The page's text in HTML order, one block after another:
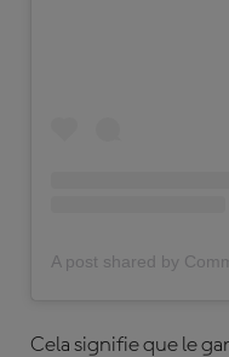
Cela signifie que le